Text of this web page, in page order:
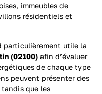
immeubles de
résidentiels et
particulièrement utile la
(02100) afin d’évaluer
de chaque type
peuvent présenter des
que les